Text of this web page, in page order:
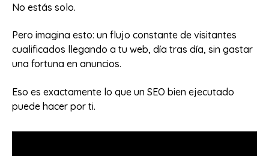
No estás solo.
Pero imagina esto: un flujo constante de visitantes
cualificados llegando a tu web, día tras día, sin gastar
una fortuna en anuncios.
Eso es exactamente lo que un SEO bien ejecutado
puede hacer por ti.